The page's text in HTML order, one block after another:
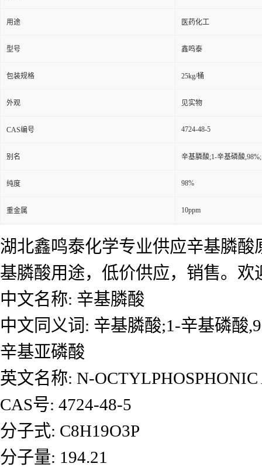
用途 医药化工
型号 鑫鸣泰
包装规格 25kg/桶
外观 见实物
CAS编号 4724-48-5
别名 辛基膦酸;1-辛基磷酸
纯度 98%
重金属 10ppm
湖北鑫鸣泰化学专业供应辛基膦
基膦酸用途，低价供应，销售。
中文名称: 辛基膦酸
中文同义词: 辛基膦酸;1-辛基磷酸
辛基亚磷酸
英文名称: N-
CAS号: 4724-48-5
分子式: C8H19O3P
分子量: 194.21